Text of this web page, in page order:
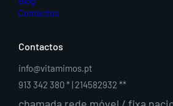
Contactos
Contactos
info@vitamimos.pt
913 342 380 * | 214582932 **